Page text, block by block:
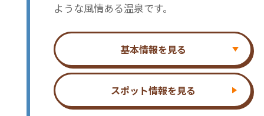
ような風情ある温泉です。
基本情報を見る
スポット情報を見る